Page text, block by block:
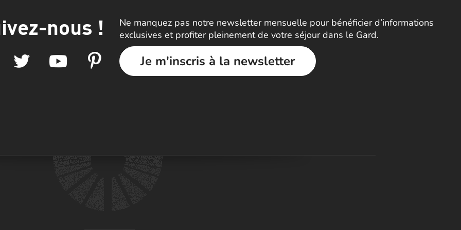
nous !
Ne manquez pas notre newsletter mensuelle pour bénéficier d’informations
exclusives et profiter pleinement de votre séjour dans le Gard.
Je m'inscris à la newsletter